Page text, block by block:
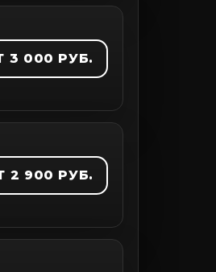
3 000 РУБ.
2 900 РУБ.